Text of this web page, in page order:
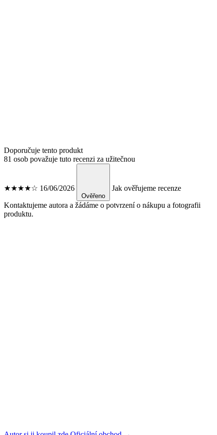
Doporučuje tento produkt
81 osob považuje tuto recenzi za užitečnou
★★★★☆ 16/06/2026
Ověřeno
Jak ověřujeme recenze
Kontaktujeme autora a žádáme o potvrzení o nákupu a fotografii
produktu.